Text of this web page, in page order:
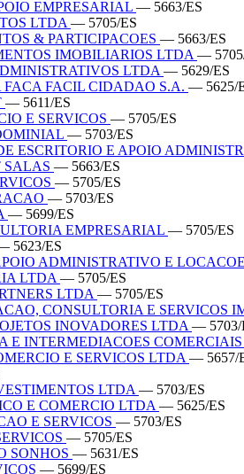
EMPRESARIAL — 5663/ES
LTDA — 5705/ES
& PARTICIPACOES — 5663/ES
IMOBILIARIOS LTDA —
LTDA — 5629/ES
FACA FACIL CIDADAO S.A. — 5625/
— 5611/ES
E SERVICOS — 5705/ES
— 5703/ES
ESCRITORIO E APOIO
SALAS — 5663/ES
— 5705/ES
— 5703/ES
— 5699/ES
EMPRESARIAL — 5705/ES
5623/ES
ADMINISTRATIVO E
LTDA — 5705/ES
LTDA — 5705/ES
CONSULTORIA E SERVICOS
INOVADORES LTDA — 5703/
E INTERMEDIACOES
E SERVICOS LTDA — 5657/
LTDA — 5703/ES
E COMERCIO LTDA — 5625/ES
E SERVICOS — 5703/ES
— 5705/ES
SONHOS — 5631/ES
— 5699/ES